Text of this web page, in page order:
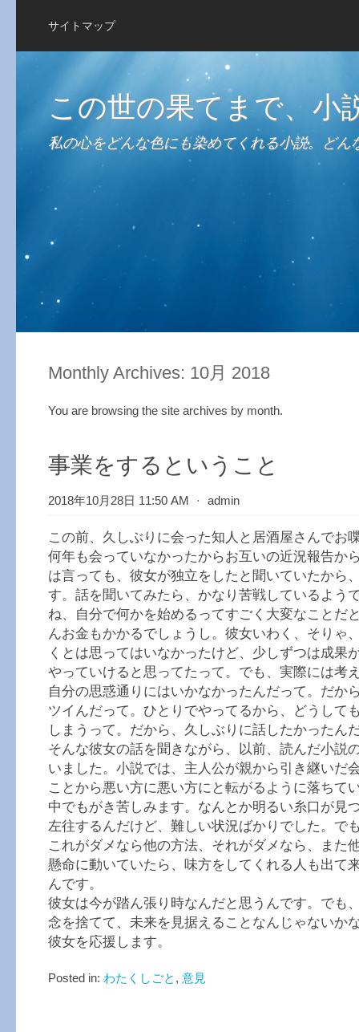
サイトマップ
この世の果てまで、小
私の心をどんな色にも染めてくれる小説。ど
Monthly Archives: 10月 2018
You are browsing the site archives by month.
事業をするということ
2018年10月28日 11:50 AM ⋅ admin
この前、久しぶりに会った知人と居酒屋さんでお
何年も会っていなかったからお互いの近況報告か
は言っても、彼女が独立をしたと聞いていたから
す。話を聞いてみたら、かなり苦戦しているよう
ね、自分で何かを始めるってすごく大変なことだ
んお金もかかるでしょうし。彼女いわく、そりゃ
くとは思ってはいなかったけど、少しずつは成果
やっていけると思ってたって。でも、実際には考
自分の思惑通りにはいかなかったんだって。だか
ツイんだって。ひとりでやってるから、どうして
しまうって。だから、久しぶりに話したかったん
そんな彼女の話を聞きながら、以前、読んだ小説
いました。小説では、主人公が親から引き継いだ
ことから悪い方に悪い方にと転がるように落ちて
中でもがき苦しみます。なんとか明るい糸口が見
左往するんだけど、難しい状況ばかりでした。で
これがダメなら他の方法、それがダメなら、また
懸命に動いていたら、味方をしてくれる人も出て
んです。
彼女は今が踏ん張り時なんだと思うんです。でも
念を捨てて、未来を見据えることなんじゃないか
彼女を応援します。
Posted in: わたくしごと , 意見